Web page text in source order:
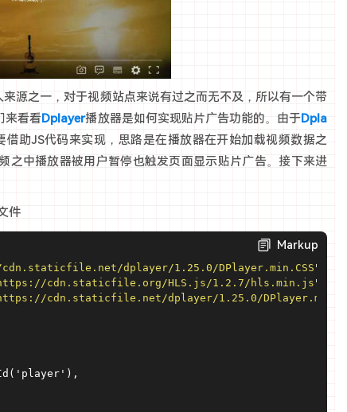
源之一，对于视频站点来说有过之而无不及，所以有一个带
来看看Dplayer播放器是如何实现贴片广告功能的。由于Dpla
助JS代码来实现，思路是在播放器在开始加载视频数据之
之中播放器被用户暂停也触发页面显示贴片广告。接下来进
件
Markup
dplayer/1.25.0/DPlayer.min.CSS"
cdn.staticfile.org/HLS.js/1.2.7/hls.min.js "
cdn.staticfile.net/dplayer/1.25.0/DPlayer.min.js